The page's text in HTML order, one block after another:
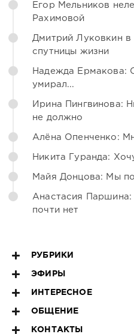
Егор Мельников
Рахимовой
Дмитрий Луковкин в
спутницы жизни
Надежда Ермакова:
умирал...
Ирина Пингвинова:
не должно
Алёна Опенченко:
Никита Гуранда:
Майя Донцова: Мы
Анастасия
почти нет
РУБРИКИ
ЭФИРЫ
ИНТЕРЕСНОЕ
ОБЩЕНИЕ
КОНТАКТЫ